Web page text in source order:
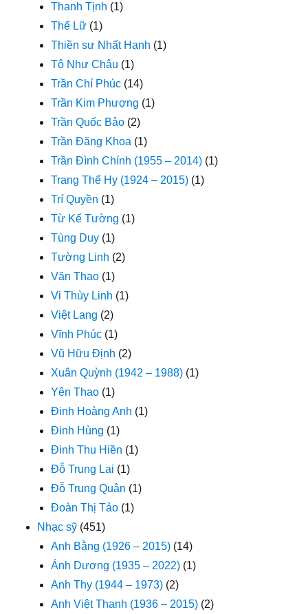
Thanh Tịnh (1)
Thế Lữ (1)
Thiền sư Nhất Hạnh (1)
Tô Như Châu (1)
Trần Chí Phúc (14)
Trần Kim Phượng (1)
Trần Quốc Bảo (2)
Trần Đăng Khoa (1)
Trần Đình Chính (1955 – 2014) (1)
Trang Thế Hy (1924 – 2015) (1)
Trí Quyền (1)
Từ Kế Tường (1)
Tùng Duy (1)
Tường Linh (2)
Văn Thao (1)
Vi Thùy Linh (1)
Việt Lang (2)
Vĩnh Phúc (1)
Vũ Hữu Định (2)
Xuân Quỳnh (1942 – 1988) (1)
Yên Thao (1)
Đinh Hoàng Anh (1)
Đinh Hùng (1)
Đinh Thu Hiền (1)
Đỗ Trung Lai (1)
Đỗ Trung Quân (1)
Đoàn Thị Tảo (1)
Nhạc sỹ (451)
Anh Bằng (1926 – 2015) (14)
Ánh Dương (1935 – 2022) (1)
Anh Thy (1944 – 1973) (2)
Anh Việt Thanh (1936 – 2015) (2)